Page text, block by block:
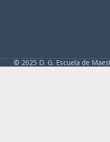
© 2025 D. G. Escuela de